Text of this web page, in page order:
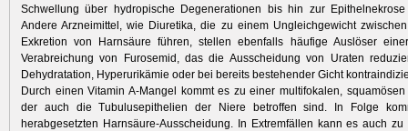
Schwellung über hydropische Degenerationen bis hin zur
Andere Arzneimittel, wie Diuretika, die zu einem Ungleichgewicht
Exkretion von Harnsäure führen, stellen ebenfalls häufige Auslöser
Verabreichung von Furosemid, das die Ausscheidung von Uraten
Dehydratation, Hyperurikämie oder bei bereits bestehender Gicht
Durch einen Vitamin A-Mangel kommt es zu einer multifokalen,
der auch die Tubulusepithelien der Niere betroffen sind. In Folge
herabgesetzten Harnsäure-Ausscheidung. In Extremfällen kann es auch